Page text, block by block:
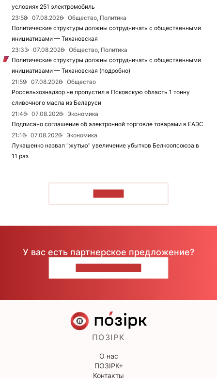
условиях 251 электромобиль
23:58
07.08.2026
Общество, Политика
Политические структуры должны сотрудничать с общественными
инициативами — Тихановская
23:33
07.08.2026
Общество, Политика
Политические структуры должны сотрудничать с общественными
инициативами — Тихановская (подробно)
21:59
07.08.2026
Общество
Россельхознадзор не пропустил в Псковскую область 1 тонну
сливочного масла из Беларуси
21:46
07.08.2026
Экономика
Подписано соглашение об электронной торговле товарами в ЕАЭС
21:16
07.08.2026
Экономика
Лукашенко назвал "жутью" увеличение убытков Белкоопсоюза в
11 раз
У вас есть партнерское предложение?
ПОЗІРК
О нас
ПОЗІРК+
Контакты